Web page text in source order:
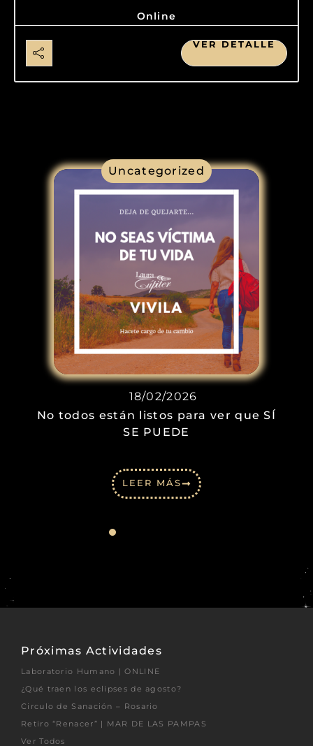
Online
VER DETALLE
Uncategorized
18/02/2026
No todos están listos para ver que SÍ
SE PUEDE
LEER MÁS
Próximas Actividades
Laboratorio Humano | ONLINE
¿Qué traen los eclipses de agosto?
Circulo de Sanación – Rosario
Retiro “Renacer” | MAR DE LAS PAMPAS
Ver Todos